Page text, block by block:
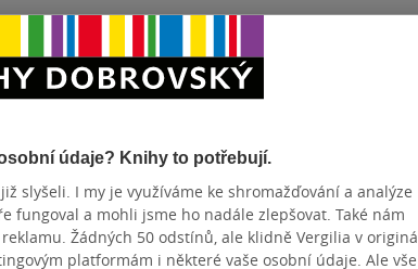
VYDÁNÍ
ISBN
údaje? Knihy to potřebují.
slyšeli. I my je využíváme ke shromažďování a analýze
fungoval a mohli jsme ho nadále zlepšovat. Také nám
Žádných 50 odstínů, ale klidně Vergilia v
platformám i některé vaše osobní údaje. Ale vše